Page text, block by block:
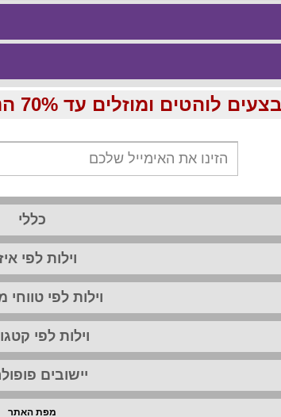
ומוזלים עד 70% הנחה במייל, הירשמו עכשיו בחינם:
כללי
וילות לפי
וילות לפי טווחי
וילות לפי
יישובים
מפת האתר